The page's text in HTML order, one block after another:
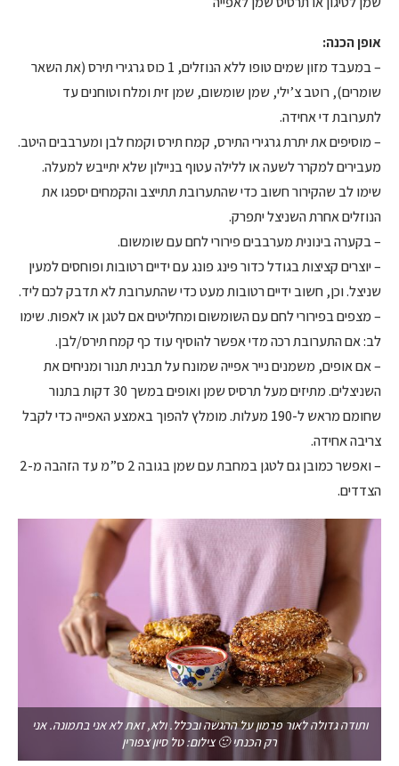
אופן הכנה:
– במעבד מזון שמים טופו ללא הנוזלים, 1 כוס גרגירי תירס (את השאר
שומרים), רוטב צ’ילי, שמן שומשום, שמן זית ומלח וטוחנים עד
לתערובת די אחידה.
– מוסיפים את יתרת גרגירי התירס, קמח תירס וקמח לבן ומערבבים היטב.
מעבירים למקרר לשעה או ללילה עטוף בניילון שלא יתייבש למעלה.
שימו לב שהקירור חשוב כדי שהתערובת תתייצב והקמחים יספגו את
הנוזלים אחרת השניצל יתפרק.
– בקערה בינונית מערבבים פירורי לחם עם שומשום.
– יוצרים קציצות בגודל כדור פינג פונג עם ידיים רטובות ופוחסים למעין
שניצל. וכן, חשוב ידיים רטובות מעט כדי שהתערובת לא תדבק לכם ליד.
– מצפים בפירורי לחם עם השומשום ומחליטים אם לטגן או לאפות. שימו
לב: אם התערובת רכה מדי אפשר להוסיף עוד כף קמח תירס/לבן.
– אם אופים, משמנים נייר אפייה שמונח על תבנית תנור ומניחים את
השניצלים. מתיזים מעל תרסיס שמן ואופים במשך 30 דקות בתנור
שחומם מראש ל-190 מעלות. מומלץ להפוך באמצע האפייה כדי לקבל
צריבה אחידה.
– ואפשר כמובן גם לטגן במחבת עם שמן בגובה 2 ס”מ עד הזהבה מ-2
הצדדים.
ותודה גדולה לאור פרמון על ההגשה ובכלל. ולא, זאת לא אני בתמונה. אני
רק הכנתי 🙂 צילום: טל סיון צפורין